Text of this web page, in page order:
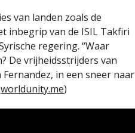
van landen zoals de
inbegrip van de ISIL Takfiri
regering. “Waar
De vrijheidsstrijders van
in een sneer naar
worldunity.me)